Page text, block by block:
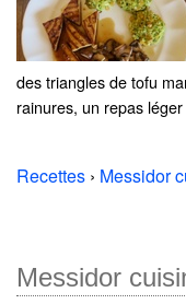
des triangles de tofu
rainures, un repas
Recettes › Messidor
Messidor